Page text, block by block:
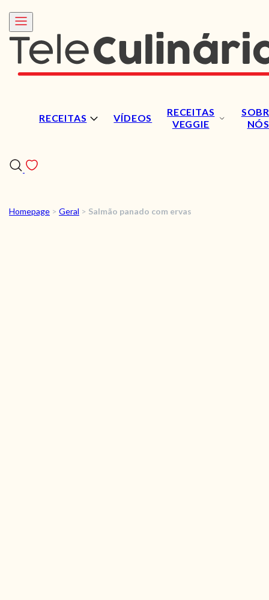
RECEITAS VÍDEOS
RECEITAS
VEGGIE
NÓS
RECEITAS
Homepage > Geral > Salmão panado com ervas